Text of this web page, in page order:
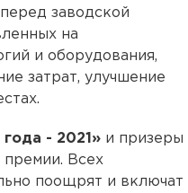
заводской
на
и оборудования,
затрат, улучшение
- 2021» и призеры
премии. Всех
поощрят и включат